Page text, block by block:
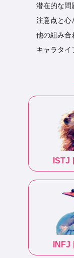
潜在的な問
注意点と心
他の組み合
キャラタイ
ISTJ
INFJ